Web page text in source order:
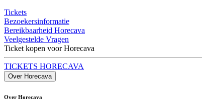
Tickets
Bezoekersinformatie
Bereikbaarheid Horecava
Veelgestelde Vragen
Ticket kopen voor Horecava
TICKETS HORECAVA
Over Horecava
Over Horecava